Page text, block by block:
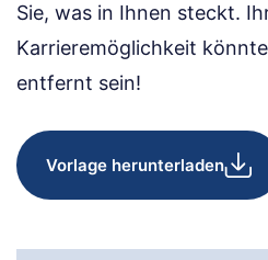
Sie, was in Ihnen steckt.
Karrieremöglichkeit
entfernt sein!
Vorlage herunterladen